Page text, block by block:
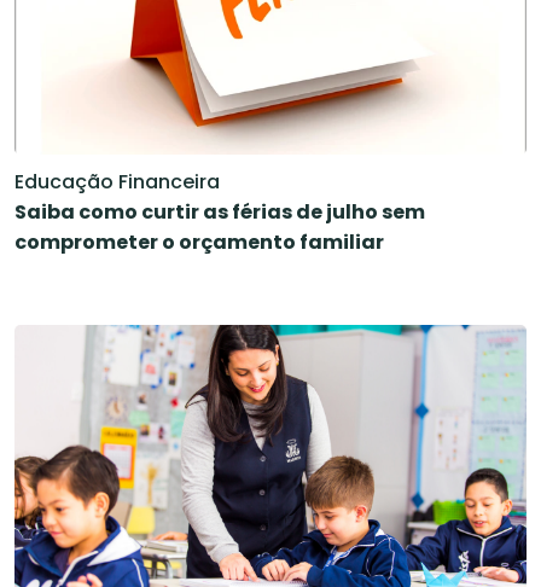
Educação Financeira
Saiba como curtir as férias de julho sem
comprometer o orçamento familiar